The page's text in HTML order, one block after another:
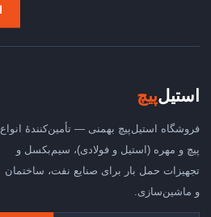
استیل‌پیچ
فروشگاه استیل‌پیچ بهمنی — تأمین‌کنندهٔ انواع
پیچ و مهره (استیل و فولادی)، سیم‌بکسل و
تجهیزات حمل بار برای صنایع نفت، ساختمان
و ماشین‌سازی.